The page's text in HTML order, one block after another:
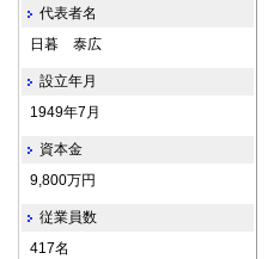
代表者名
日暮 泰広
設立年月
1949年7月
資本金
9,800万円
従業員数
417名